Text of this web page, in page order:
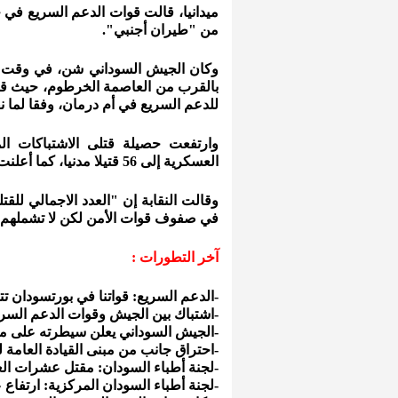
ميدانيا، قالت قوات الدعم السريع
من "طيران أجنبي".
وكان الجيش السوداني شن، في
بالقرب من العاصمة الخرطوم،
للدعم السريع في أم درمان، وفقا لما
وارتفعت حصيلة قتلى الاشتباكات
العسكرية إلى 56 قتيلا مدنيا، كما أعلنت نقابة الأطباء.
في صفوف قوات الأمن لكن لا تشملهم
آخر التطورات :
-الدعم السريع: قواتنا في
-اشتباك بين الجيش وقوات الدعم
-الجيش السوداني يعلن سيطرته على
-احتراق جانب من مبنى القيادة
-لجنة أطباء السودان: مقتل عشرات
-لجنة أطباء السودان المركزية: ارتفاع